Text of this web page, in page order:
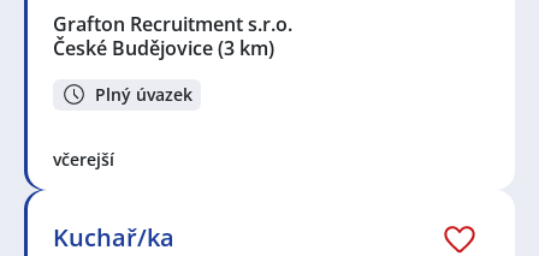
Grafton Recruitment s.r.o.
České Budějovice(3 km)
Plný úvazek
včerejší
Kuchař/ka